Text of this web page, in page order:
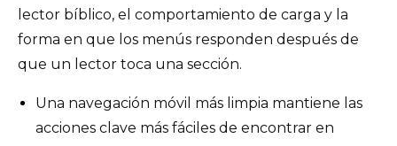
lector bíblico, el comportamiento de carga y la
forma en que los menús responden después de
que un lector toca una sección.
Una navegación móvil más limpia mantiene las
acciones clave más fáciles de encontrar en